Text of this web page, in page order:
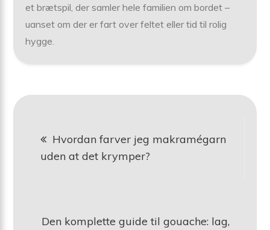
et brætspil, der samler hele familien om bordet –
uanset om der er fart over feltet eller tid til rolig
hygge.
Hvordan farver jeg makramégarn
uden at det krymper?
Den komplette guide til gouache: lag,